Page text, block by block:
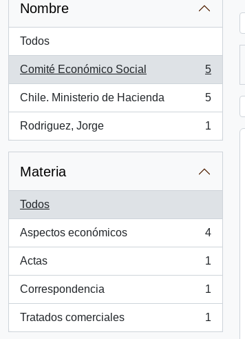
Nombre
Todos
Comité Económico Social
, 5 resultados
5
Chile. Ministerio de Hacienda
, 5 resultados
5
Rodriguez, Jorge
, 1 resultados
1
Materia
Todos
Aspectos económicos
, 4 resultados
4
Actas
, 1 resultados
1
Correspondencia
, 1 resultados
1
Tratados comerciales
, 1 resultados
1